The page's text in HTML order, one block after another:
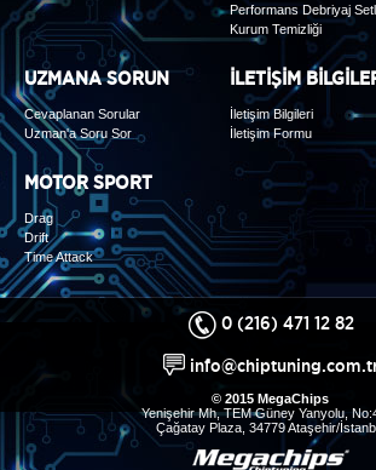
Performans Debriyaj
Kurum Temizliği
UZMANA SORUN
Cevaplanan Sorular
Uzman'a Soru Sor
İLETİŞİM
İletişim Bilgileri
İletişim Formu
MOTOR SPORT
Drag
Drift
Time Attack
0 (216) 471 12 82
© 2015 MegaChips
Yenişehir Mh, TEM Güney Yanyolu,
Çağatay Plaza, 34779 Ataşehir/